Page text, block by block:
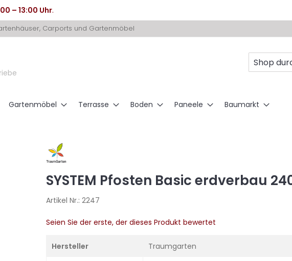
– 13:00 Uhr.
Carports und Gartenmöbel
Gartenmöbel Terrasse Boden Paneele Baumarkt
SYSTEM Pfosten Basic erdverbau
Artikel Nr.: 2247
Seien Sie der erste, der dieses Produkt bewertet
Hersteller Traumgarten